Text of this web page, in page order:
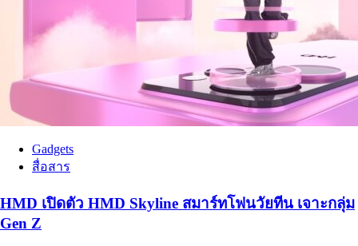
Gadgets
สื่อสาร
HMD เปิดตัว HMD Skyline สมาร์ทโฟนวัยทีน เจาะกลุ่ม
Gen Z